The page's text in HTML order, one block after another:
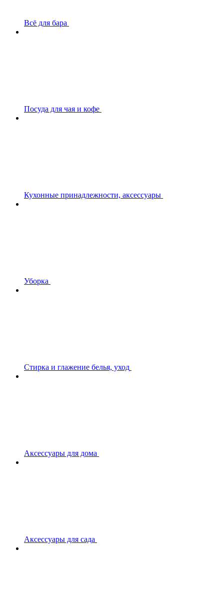
Всё для бара
Посуда для чая и кофе
Кухонные принадлежности, аксессуары
Уборка
Стирка и глажение белья, уход
Аксессуары для дома
Аксессуары для сада